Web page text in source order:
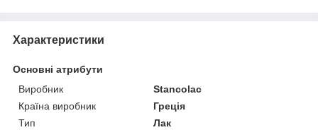
Характеристики
Основні атрибути
Виробник
Stancolac
Країна виробник
Греція
Тип
Лак